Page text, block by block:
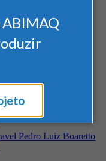
ABIMAQ
em Brasília
Pedro Luiz Boaretto